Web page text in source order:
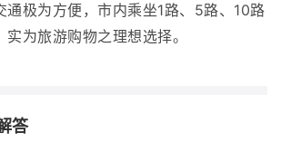
通极为方便，市内乘坐1路、5路、10路
为旅游购物之理想选择。
答